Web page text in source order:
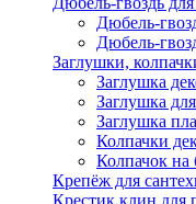
Дюбель-
Дюбель-
Заглушки,
Заглушка
Заглушка
Заглушка
Колпачки
Колпачок на
Крепёж для
Крестик,клин для